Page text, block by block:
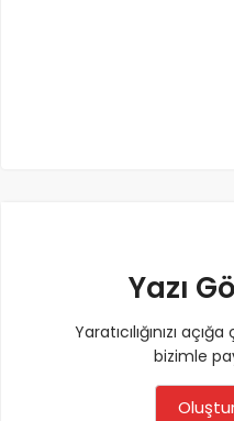
Yazı
Yaratıcılığınızı
bizimle